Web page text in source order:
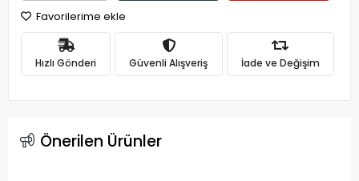
Favorilerime ekle
Hızlı Gönderi Güvenli Alışveriş İade ve Değişim
Önerilen Ürünler